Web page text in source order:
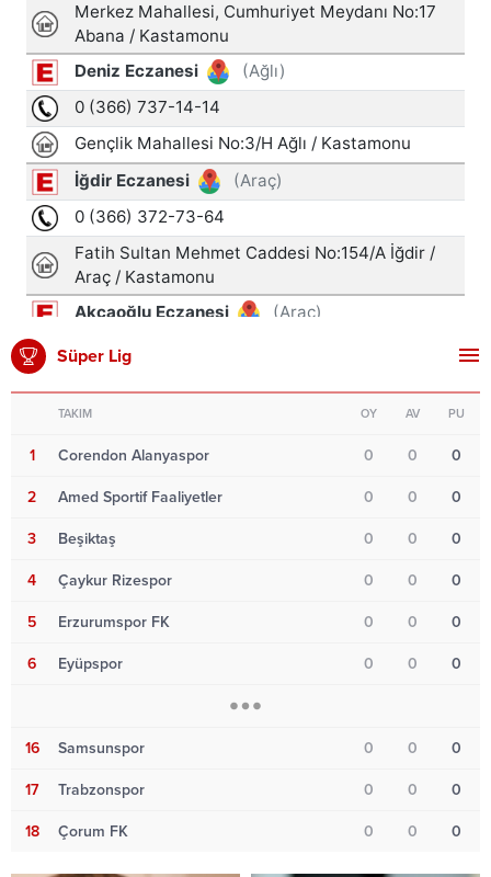
Süper Lig
TAKIM OY AV PU
1 Corendon Alanyaspor 0 0 0
2 Amed Sportif Faaliyetler 0 0 0
3 Beşiktaş 0 0 0
4 Çaykur Rizespor 0 0 0
5 Erzurumspor FK 0 0 0
6 Eyüpspor 0 0 0
16 Samsunspor 0 0 0
17 Trabzonspor 0 0 0
18 Çorum FK 0 0 0